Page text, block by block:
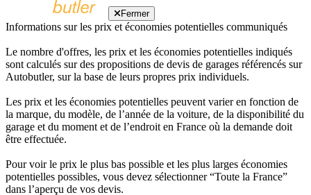
Fermer
Informations sur les prix et économies potentielles communiqués
Le nombre d'offres, les prix et les économies potentielles indiqués
sont calculés sur des propositions de devis de garages référencés sur
Autobutler, sur la base de leurs propres prix individuels.
Les prix et les économies potentielles peuvent varier en fonction de
la marque, du modèle, de l’année de la voiture, de la disponibilité du
garage et du moment et de l’endroit en France où la demande doit
être effectuée.
Pour voir le prix le plus bas possible et les plus larges économies
potentielles possibles, vous devez sélectionner “Toute la France”
dans l’aperçu de vos devis.